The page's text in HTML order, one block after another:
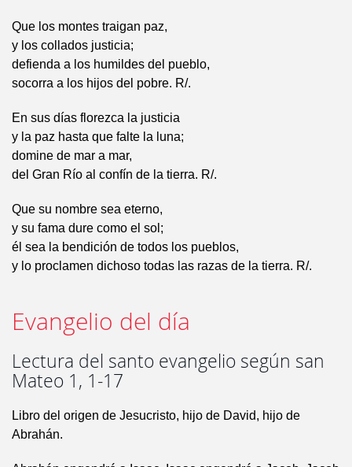
Que los montes traigan paz,
y los collados justicia;
defienda a los humildes del pueblo,
socorra a los hijos del pobre. R/.
En sus días florezca la justicia
y la paz hasta que falte la luna;
domine de mar a mar,
del Gran Río al confín de la tierra. R/.
Que su nombre sea eterno,
y su fama dure como el sol;
él sea la bendición de todos los pueblos,
y lo proclamen dichoso todas las razas de la tierra. R/.
Evangelio del día
Lectura del santo evangelio según san
Mateo 1, 1-17
Libro del origen de Jesucristo, hijo de David, hijo de
Abrahán.